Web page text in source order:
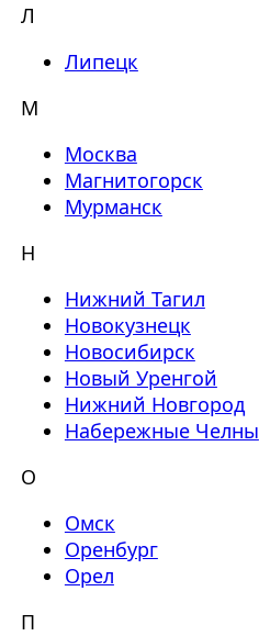
Л
Липецк
М
Москва
Магнитогорск
Мурманск
Н
Нижний Тагил
Новокузнецк
Новосибирск
Новый Уренгой
Нижний Новгород
Набережные Челны
О
Омск
Оренбург
Орел
П